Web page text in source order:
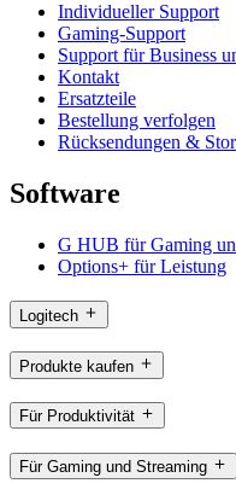
Individueller Support
Gaming-Support
Support für Business
Kontakt
Ersatzteile
Bestellung verfolgen
Rücksendungen &
Software
G HUB für Gaming
Options+ für Leistung
Logitech
Produkte kaufen
Für Produktivität
Für Gaming und Streaming